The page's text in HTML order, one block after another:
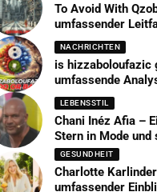
To Avoid With
umfassender
NACHRICHTEN
is hizzaboloufazic
umfassende
LEBENSSTIL
Chani Inéz Afia –
Stern in Mode und
GESUNDHEIT
Charlotte
umfassender